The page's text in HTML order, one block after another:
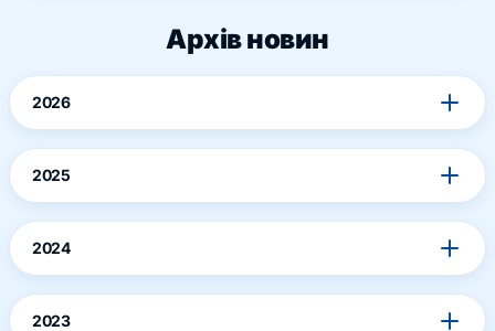
Архів новин
2026
2025
2024
2023